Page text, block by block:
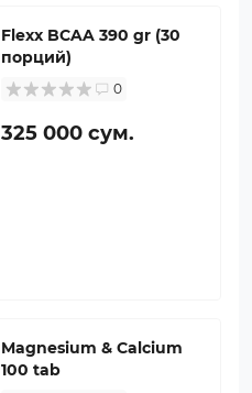
Flexx BCAA 390 gr (30
порций)
0
325 000 сум.
Magnesium & Calcium
100 tab